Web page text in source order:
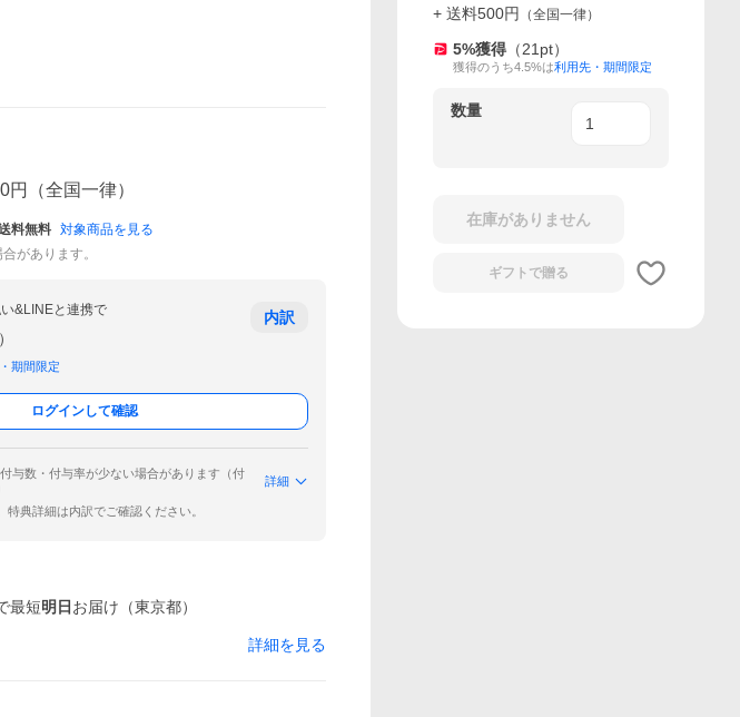
円 （全国一律）
料無料 対象商品を見る
があります。
&LINEと連携で
期間限定
内訳
ログインして確認
与数・付与率が少ない場合があります（付
詳細
特典詳細は内訳でご確認ください。
最短明日 お届け（東京都）
詳細を見る
+ 送料500円 （全国一律）
5%獲得 （21 pt）
獲得のうち4.5%は利用先・期間限定
数量
在庫がありません
ギフトで贈る